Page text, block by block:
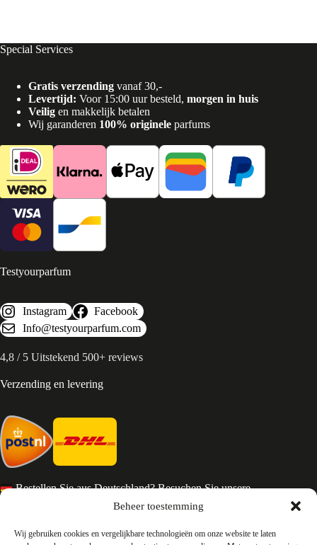
Beheer toestemming
Wij gebruiken cookies en vergelijkbare technologieën om onze website te laten
Special Services
Gratis verzending vanaf 30,-
Levertijd: Voor 15:00 uur besteld, morgen in huis
Veilig en makkelijk betalen
Wij garanderen 100% originele parfums
Testyourparfum
Instagram
Facebook
Info@testyourparfum.com
4,8 / 5 Uitstekend 500+ reviews
Verzending en levering
Bestellen Sie aus Deutschland? Besuchen Sie unsere
Services en Contact